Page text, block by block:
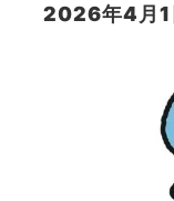
2026年4 月 1